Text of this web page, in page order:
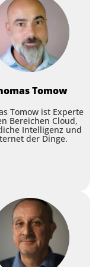
Tomow
Tomow ist Experte
Bereichen Cloud,
Intelligenz und
der Dinge.